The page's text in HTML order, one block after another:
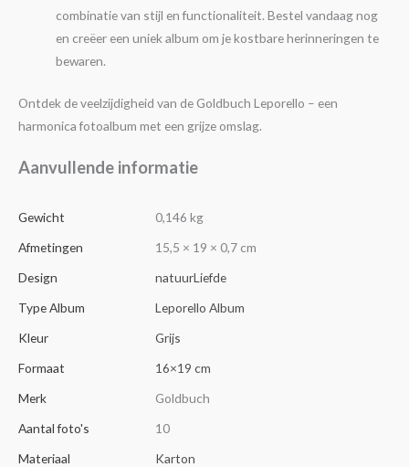
combinatie van stijl en functionaliteit. Bestel vandaag nog
en creëer een uniek album om je kostbare herinneringen te
bewaren.
Ontdek de veelzijdigheid van de Goldbuch Leporello – een
harmonica fotoalbum met een grijze omslag.
Aanvullende informatie
Gewicht
0,146 kg
Afmetingen
15,5 × 19 × 0,7 cm
Design
natuurLiefde
Type Album
Leporello Album
Kleur
Grijs
Formaat
16×19 cm
Merk
Goldbuch
Aantal foto's
10
Materiaal
Karton